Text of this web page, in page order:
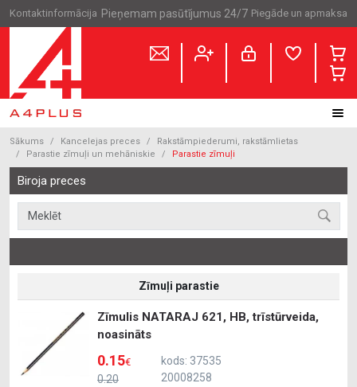
Kontaktinformācija Pieņemam pasūtījumus 24/7 Piegāde un apmaksa
Sākums Kancelejas preces
Rakstāmpiederumi, rakstāmlietas
Parastie zīmuļi un mehāniskie
Parastie zīmuļi
Biroja preces
Zīmuļi parastie
Zīmulis NATARAJ 621, HB, trīstūrveida,
noasināts
0.20
0.15€
kods: 37535
20008258